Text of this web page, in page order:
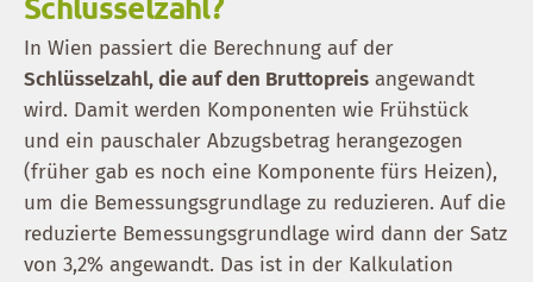
In Wien passiert die Berechnung auf der
Schlüsselzahl, die auf den Bruttopreis angewandt
wird. Damit werden Komponenten wie Frühstück
und ein pauschaler Abzugsbetrag herangezogen
(früher gab es noch eine Komponente fürs Heizen),
um die Bemessungsgrundlage zu reduzieren. Auf die
reduzierte Bemessungsgrundlage wird dann der Satz
von 3,2% angewandt. Das ist in der Kalkulation